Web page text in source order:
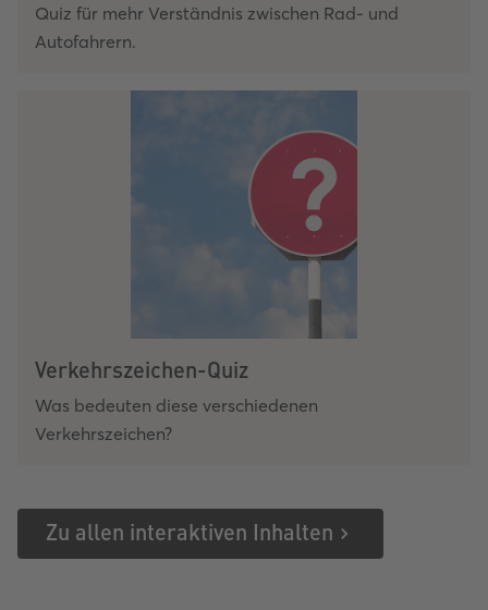
Quiz für mehr Verständnis zwischen Rad- und
Autofahrern.
Verkehrszeichen-Quiz
Was bedeuten diese verschiedenen
Verkehrszeichen?
Zu allen interaktiven Inhalten